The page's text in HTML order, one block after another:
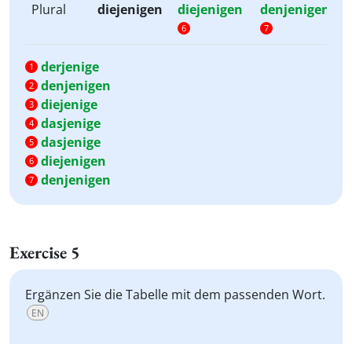
Plural diejenigen diejenigen
6
denjenigen
7
1 derjenige
2 denjenigen
3 diejenige
4 dasjenige
5 dasjenige
6 diejenigen
7 denjenigen
Exercise 5
Ergänzen Sie die Tabelle mit dem passenden Wort.
EN